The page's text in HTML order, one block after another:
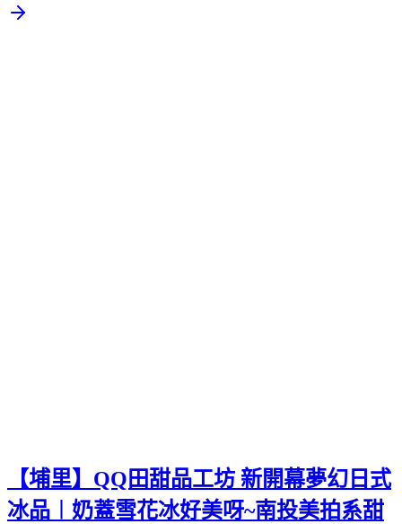
【埔里】QQ田甜品工坊 新開幕夢幻日式
冰品︱奶蓋雪花冰好美呀~南投美拍系甜